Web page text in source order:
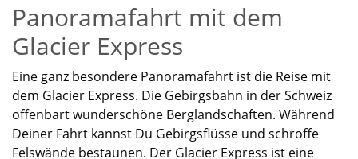
Panoramafahrt mit dem
Glacier Express
Eine ganz besondere Panoramafahrt ist die Reise mit
dem Glacier Express. Die Gebirgsbahn in der Schweiz
offenbart wunderschöne Berglandschaften. Während
Deiner Fahrt kannst Du Gebirgsflüsse und schroffe
Felswände bestaunen. Der Glacier Express ist eine